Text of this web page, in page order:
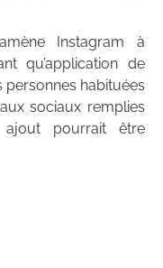
Instagram à
qu’application de
habituées
sociaux remplies
ajout pourrait être